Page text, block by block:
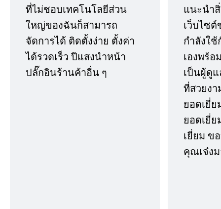
ที่ไม่ชอบเทคโนโลยีส่วน
ใหญ่ของฉันก็สามารถ
จัดการได้ ติดตั้งง่าย ตั้งค่า
ได้รวดเร็ว ปีแสงนำหน้า
ปลั๊กอินร้านค้าอื่น ๆ
แนะนำ
เว็บไซ
กำลังใ
เองพร้
เป็นผู้ดูแ
ที่สวยง
ยอดเยี่ย
ยอดเยี่
เยี่ยม ข
คุณเจ๋ง